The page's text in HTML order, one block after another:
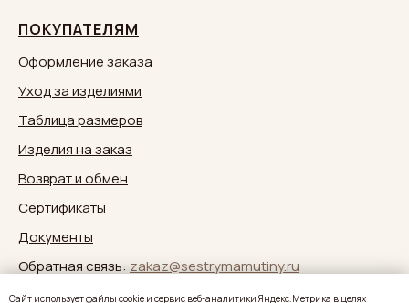
Caйт иcпoльзуeт фaйлы cookie и cepвиc вeб-aнaлитики Яндeкc.Мeтpикa в целях
ПОКУПАТЕЛЯМ
Оформление заказа
Уход за изделиями
Таблица размеров
Изделия на заказ
Возврат и обмен
Сертификаты
Документы
Обратная связь: zakaz@sestrymamutiny.ru